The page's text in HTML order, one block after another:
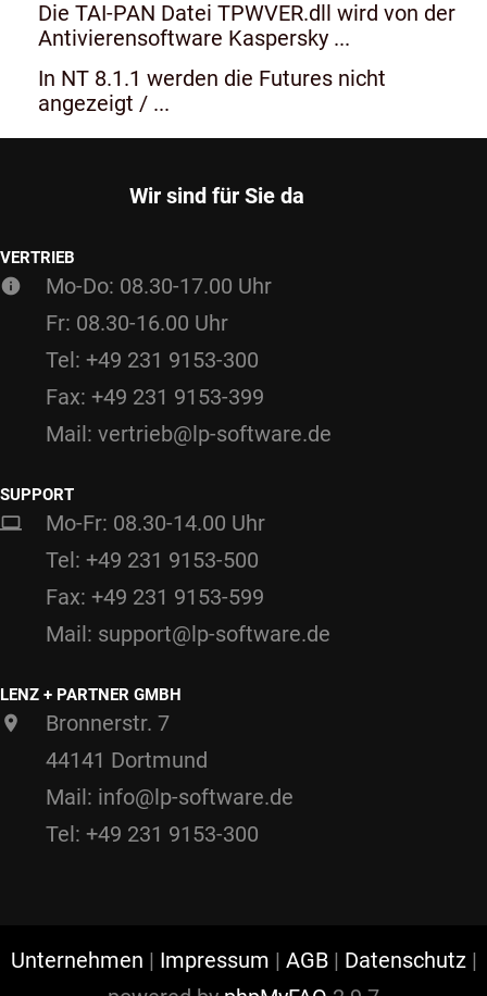
Die TAI-PAN Datei TPWVER.dll wird von der
Antivierensoftware Kaspersky ...
In NT 8.1.1 werden die Futures nicht
angezeigt / ...
Wir sind für Sie da
VERTRIEB
Mo-Do: 08.30-17.00 Uhr
Fr: 08.30-16.00 Uhr
Tel: +49 231 9153-300
Fax: +49 231 9153-399
Mail: vertrieb@lp-software.de
SUPPORT
Mo-Fr: 08.30-14.00 Uhr
Tel: +49 231 9153-500
Fax: +49 231 9153-599
Mail: support@lp-software.de
LENZ + PARTNER GMBH
Bronnerstr. 7
44141 Dortmund
Mail: info@lp-software.de
Tel: +49 231 9153-300
Unternehmen | Impressum | AGB | Datenschutz|